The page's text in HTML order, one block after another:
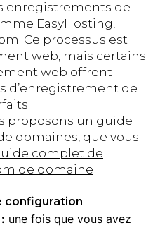
enregistrements de
EasyHosting,
Ce processus est
web, mais certains
web offrent
d’enregistrement de
proposons un guide
domaines, que vous
complet de
de domaine
configuration
une fois que vous avez